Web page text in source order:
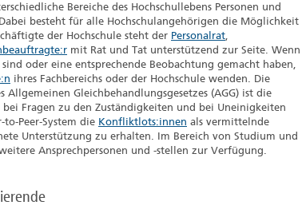
Bereiche des Hochschullebens Personen und
besteht für alle Hochschulangehörigen die Möglichkeit
der Hochschule steht der Personalrat,
mit Rat und Tat unterstützend zur Seite. Wenn
oder eine entsprechende Beobachtung gemacht haben,
ihres Fachbereichs oder der Hochschule wenden. Die
Gleichbehandlungsgesetzes (AGG) ist die
Fragen zu den Zuständigkeiten und bei Uneinigkeiten
Peer-System die Konfliktlots:innen als vermittelnde
Unterstützung zu erhalten. Im Bereich von Studium und
Ansprechpersonen und -stellen zur Verfügung.